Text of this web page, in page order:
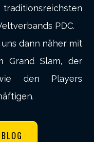
PDC.
dann näher mit
Grand Slam, der
den Players